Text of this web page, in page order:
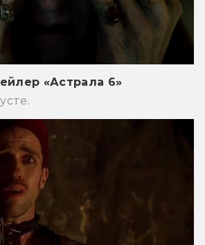
«Астрала 6»